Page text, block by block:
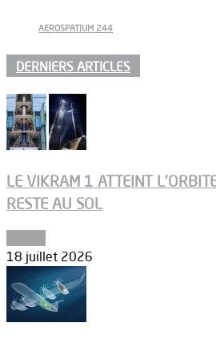
AEROSPATIUM 244
DERNIERS ARTICLES
LE VIKRAM 1 ATTEINT
RESTE AU SOL
18 juillet 2026